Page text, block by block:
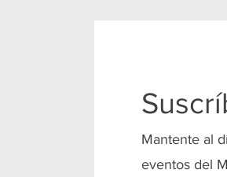
Mantente al
eventos del